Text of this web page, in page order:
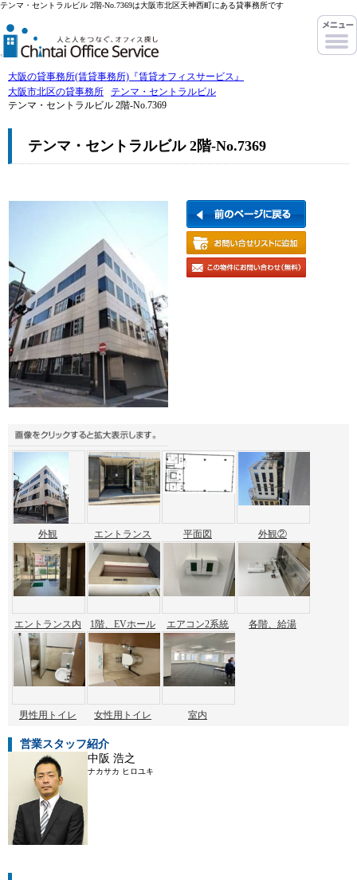
テンマ・セントラルビル 2階-No.7369は大阪市北区天神西町にある貸事務所です
大阪の貸事務所(賃貸事務所)『賃貸オフィスサービス』
大阪市北区の貸事務所
テンマ・セントラルビル
テンマ・セントラルビル 2階-No.7369
テンマ・セントラルビル 2階-No.7369
外観 エントランス 平面図 外観②
エントランス内 1階、EVホール エアコン2系統 各階、給湯
男性用トイレ 女性用トイレ 室内
営業スタッフ紹介
中阪 浩之
ナカサカ ヒロユキ